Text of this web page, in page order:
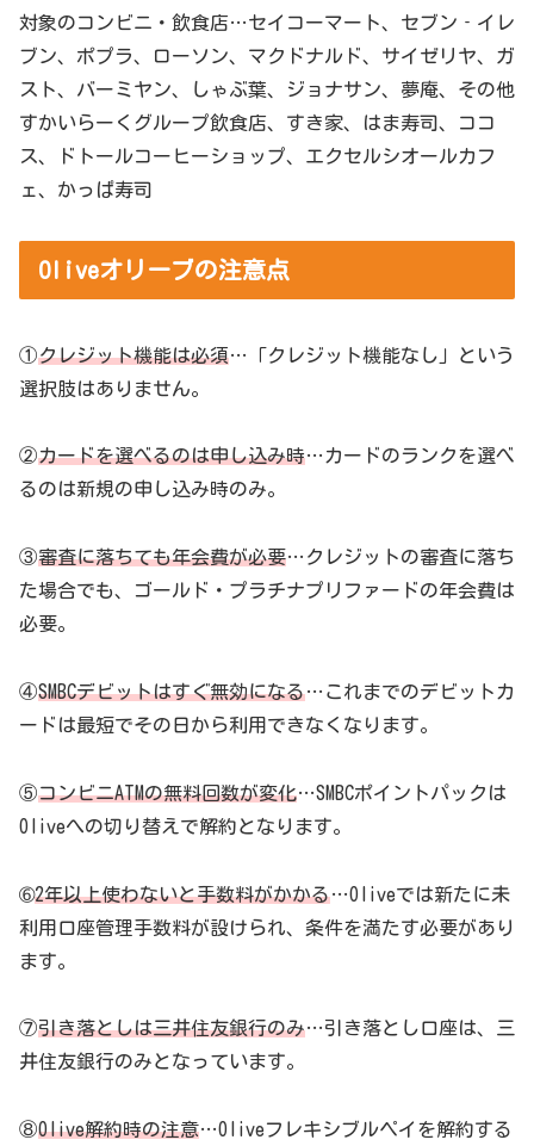
対象のコンビニ・飲食店…セイコーマート、セブン‐イレ
ブン、ポプラ、ローソン、マクドナルド、サイゼリヤ、ガ
スト、バーミヤン、しゃぶ葉、ジョナサン、夢庵、その他
すかいらーくグループ飲食店、すき家、はま寿司、ココ
ス、ドトールコーヒーショップ、エクセルシオールカフ
ェ、かっぱ寿司
Oliveオリーブの注意点
①クレジット機能は必須…「クレジット機能なし」という
選択肢はありません。
②カードを選べるのは申し込み時…カードのランクを選べ
るのは新規の申し込み時のみ。
③審査に落ちても年会費が必要…クレジットの審査に落ち
た場合でも、ゴールド・プラチナプリファードの年会費は
必要。
④SMBCデビットはすぐ無効になる…これまでのデビットカ
ードは最短でその日から利用できなくなります。
⑤コンビニATMの無料回数が変化…SMBCポイントパックは
Oliveへの切り替えで解約となります。
➅2年以上使わないと手数料がかかる…Oliveでは新たに未
利用口座管理手数料が設けられ、条件を満たす必要があり
ます。
⑦引き落としは三井住友銀行のみ…引き落とし口座は、三
井住友銀行のみとなっています。
⑧Olive解約時の注意…Oliveフレキシブルペイを解約する